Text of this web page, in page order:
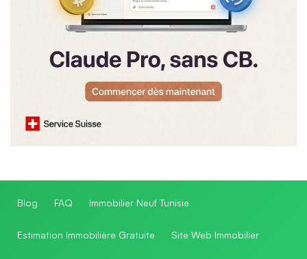
Blog FAQ Immobilier Neuf Tunisie
Estimation Immobilière Gratuite Site Web Immobilier